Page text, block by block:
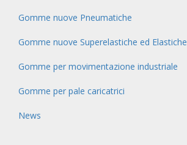
Gomme nuove Pneumatiche
Gomme nuove Superelastiche ed Elastiche
Gomme per movimentazione industriale
Gomme per pale caricatrici
News